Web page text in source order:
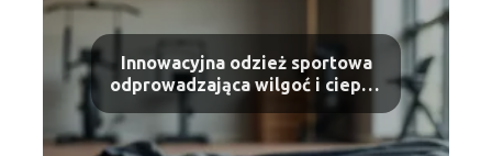
Innowacyjna odzież sportowa
odprowadzająca wilgoć i ciepło: